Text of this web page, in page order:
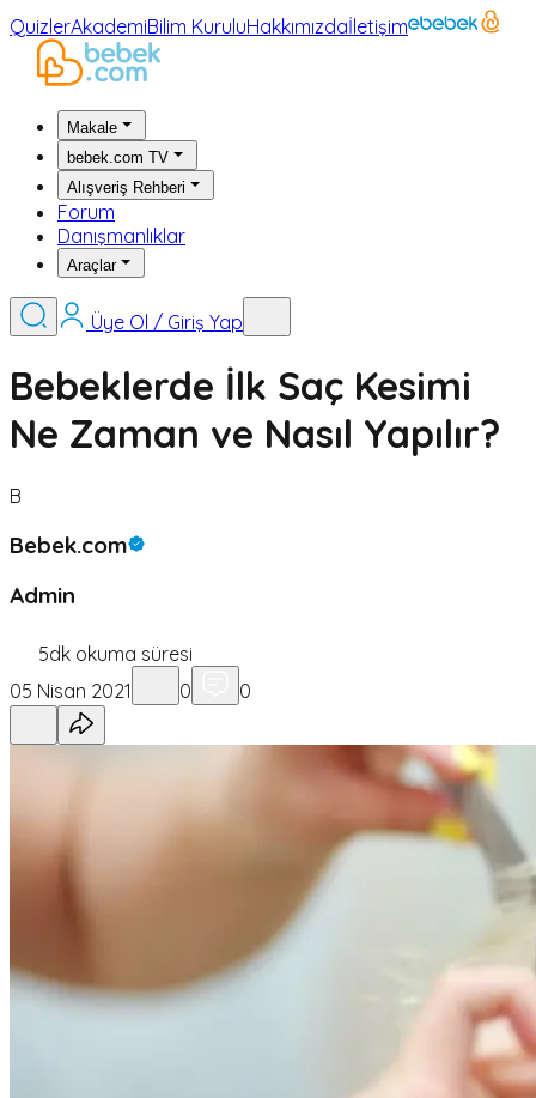
QuizlerAkademiBilim KuruluHakkımızdaİletişim
Makale
bebek.com TV
Alışveriş Rehberi
Forum
Danışmanlıklar
Araçlar
Üye Ol / Giriş Yap
Bebeklerde İlk Saç Kesimi
Ne Zaman ve Nasıl Yapılır?
B
Bebek.com
Admin
5dk okuma süresi
05 Nisan 2021
0 0